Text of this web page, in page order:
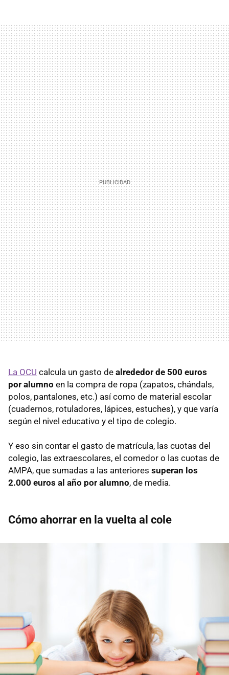
La OCU calcula un gasto de alrededor de 500 euros
por alumno en la compra de ropa (zapatos, chándals,
polos, pantalones, etc.) así como de material escolar
(cuadernos, rotuladores, lápices, estuches), y que varía
según el nivel educativo y el tipo de colegio.
Y eso sin contar el gasto de matrícula, las cuotas del
colegio, las extraescolares, el comedor o las cuotas de
AMPA, que sumadas a las anteriores superan los
2.000 euros al año por alumno, de media.
Cómo ahorrar en la vuelta al cole